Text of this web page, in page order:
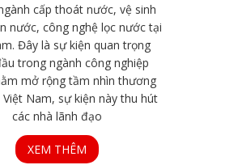
cấp thoát nước, vệ sinh
nước, công nghệ lọc nước tại
Đây là sự kiện quan trọng
trong ngành công nghiệp
mở rộng tầm nhìn thương
Nam, sự kiện này thu hút
các nhà lãnh đạo
XEM THÊM